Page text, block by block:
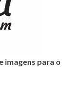
imagens para o